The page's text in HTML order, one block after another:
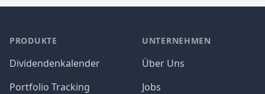
PRODUKTE
Dividendenkalender
Portfolio Tracking
UNTERNEHMEN
Über Uns
Jobs